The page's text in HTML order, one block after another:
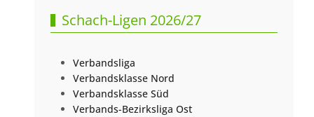
Schach-Ligen 2026/27
Verbandsliga
Verbandsklasse Nord
Verbandsklasse Süd
Verbands-Bezirksliga Ost